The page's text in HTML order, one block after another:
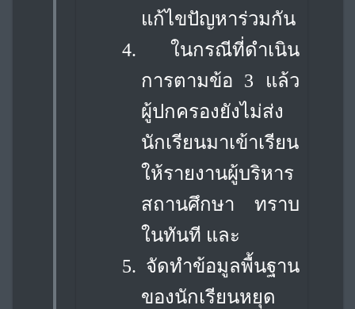
แก้ไขปัญหาร่วมกัน
4.
ในกรณีที่ดำเนิน
การตามข้อ 3 แล้ว
ผู้ปกครองยังไม่ส่ง
นักเรียนมาเข้าเรียน
ให้รายงานผู้บริหาร
สถานศึกษา ทราบ
ในทันที และ
5. จัดทำข้อมูลพื้นฐาน
ของนักเรียนหยุด